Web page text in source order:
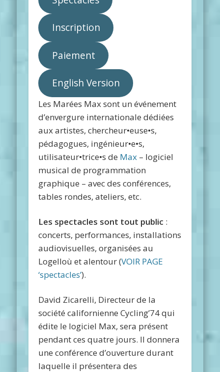
Inscription
Paiement
English Version
Les Marées Max sont un événement
d’envergure internationale dédiées
aux artistes, chercheur•euse•s,
pédagogues, ingénieur•e•s,
utilisateur•trice•s de Max – logiciel
musical de programmation
graphique – avec des conférences,
tables rondes, ateliers, etc.
Les spectacles sont tout public :
concerts, performances, installations
audiovisuelles, organisées au
Logelloù et alentour (VOIR PAGE
‘spectacles’).
David Zicarelli, Directeur de la
société californienne Cycling’74 qui
édite le logiciel Max, sera présent
pendant ces quatre jours. Il donnera
une conférence d’ouverture durant
laquelle il présentera des